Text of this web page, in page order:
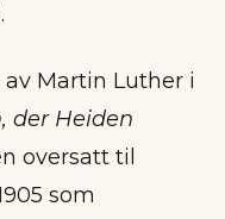
Martin Luther i
der Heiden
oversatt til
som